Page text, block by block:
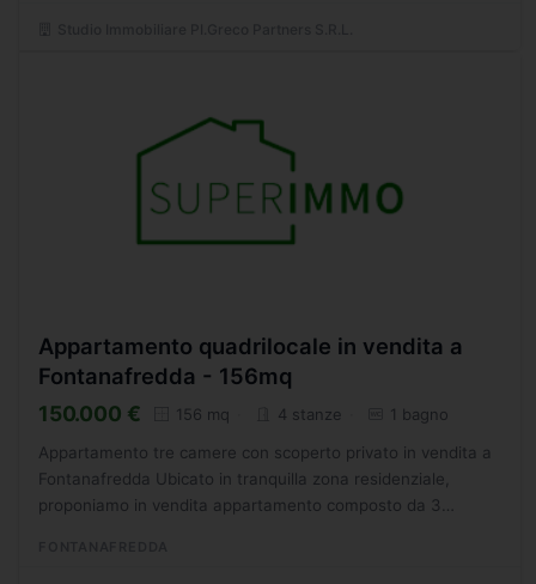
Appartamento quadrilocale in vendita a
Fontanafredda - 156mq
150.000 € 156 mq 4 stanze 1 bagno
Appartamento tre camere con scoperto privato in vendita a
Fontanafredda Ubicato in tranquilla zona residenziale,
proponiamo in vendita appartamento composto da 3